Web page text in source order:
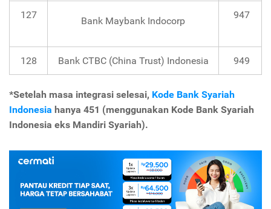
127
Bank Maybank Indocorp
947
128 Bank CTBC (China Trust) Indonesia 949
*Setelah masa integrasi selesai, Kode Bank Syariah
Indonesia hanya 451 (menggunakan Kode Bank Syariah
Indonesia eks Mandiri Syariah).